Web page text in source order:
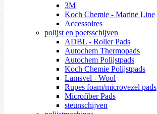
3M
Koch Chemie - Marine Line
Accessoires
polijst en poetsschijven
ADBL - Roller Pads
Autochem Thermopads
Autochem Polijstpads
Koch Chemie Polijstpads
Lamsvel - Wool
Rupes foam/microvezel pads
Microfiber Pads
steunschijven